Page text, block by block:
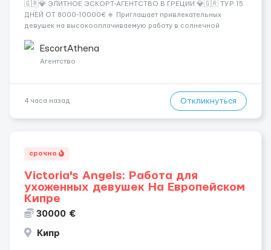
🇬🇷💎 ЭЛИТНОЕ ЭСКОРТ-АГЕНТСТВО В ГРЕЦИИ 💎🇬🇷 ТУР 15
ДНЕЙ ОТ 8000-10000€ 🔹 Приглашает привлекательных
девушек на высокооплачиваемую работу в солнечной
хорошие деньги 💶 — это предложение для тебя! 🔹
Требования: ✔️ Возраст от ...
EscortAthena
Агентство
4 часа назад Откликнуться
срочно
Victoria's Angels: Работа для
ухоженных девушек На Европейском
Кипре
30000 €
Кипр